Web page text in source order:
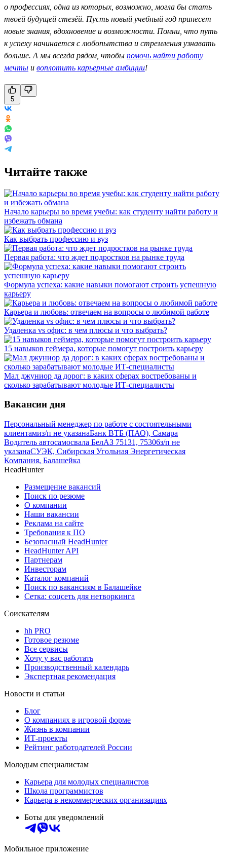
о профессиях, одна из которых, возможно, могла бы стать
твоей будущей стезёй. Пусть новый учебный год принесет
новые знания, вдохновение и возможности. Помни, что путь
к успеху начинается с любопытства и стремления узнавать
больше. А мы всегда рядом, чтобы помочь найти работу
мечты и воплотить карьерные амбиции!
5
Читайте также
Начало карьеры во время учебы: как студенту найти работу и
избежать обмана
Как выбрать профессию и вуз
Первая работа: что ждет подростков на рынке труда
Формула успеха: какие навыки помогают строить успешную
карьеру
Карьера и любовь: отвечаем на вопросы о любимой работе
Удаленка vs офис: в чем плюсы и что выбрать?
15 навыков геймера, которые помогут построить карьеру
Мал джуниор да дорог: в каких сферах востребованы и
сколько зарабатывают молодые ИТ-специалисты
Вакансии дня
Персональный менеджер по работе с состоятельными
клиентамиз/п не указанаБанк ВТБ (ПАО), Самара
Водитель автосамосвала БелАЗ 75131, 75306з/п не
указанаСУЭК, Сибирская Угольная Энергетическая
Компания, Балашейка
HeadHunter
Размещение вакансий
Поиск по резюме
О компании
Наши вакансии
Реклама на сайте
Требования к ПО
Безопасный HeadHunter
HeadHunter API
Партнерам
Инвесторам
Каталог компаний
Поиск по вакансиям в Балашейке
Сетка: соцсеть для нетворкинга
Соискателям
hh PRO
Готовое резюме
Все сервисы
Хочу у вас работать
Производственный календарь
Экспертная рекомендация
Новости и статьи
Блог
О компаниях в игровой форме
Жизнь в компании
ИТ-проекты
Рейтинг работодателей России
Молодым специалистам
Карьера для молодых специалистов
Школа программистов
Карьера в некоммерческих организациях
Боты для уведомлений
Мобильное приложение